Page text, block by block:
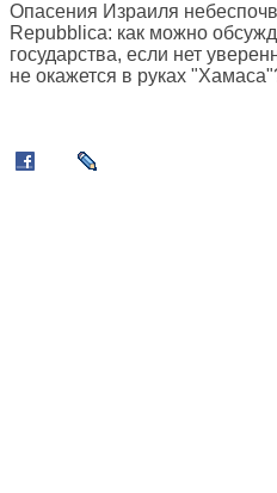
Опасения Израиля
Repubblica: как можно
государства, если нет
не окажется в руках